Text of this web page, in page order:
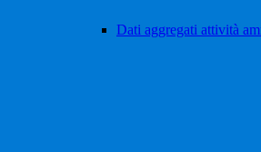
Dati aggregati attività